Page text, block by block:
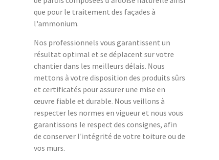
que pour le traitement des façades à
l'ammonium.
Nos professionnels vous garantissent un
résultat optimal et se déplacent sur votre
chantier dans les meilleurs délais. Nous
mettons à votre disposition des produits sûrs
et certificatés pour assurer une mise en
œuvre fiable et durable. Nous veillons à
respecter les normes en vigueur et nous vous
garantissons le respect des consignes, afin
de conserver l'intégrité de votre toiture ou de
vos murs.